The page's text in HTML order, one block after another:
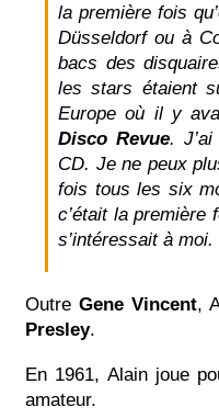
la première fois
Düsseldorf ou à
bacs des
les stars étaient
Europe où il y
Disco Revue.
CD. Je ne peux
fois tous les six
c’était la première
s’intéressait à moi.
Outre Gene Vincent,
Presley.
En 1961, Alain joue
amateur.